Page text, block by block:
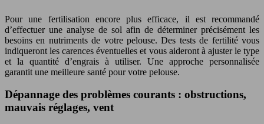
Pour une fertilisation encore plus efficace, il est recommandé
d’effectuer une analyse de sol afin de déterminer précisément les
besoins en nutriments de votre pelouse. Des tests de fertilité vous
indiqueront les carences éventuelles et vous aideront à ajuster le type
et la quantité d’engrais à utiliser. Une approche personnalisée
garantit une meilleure santé pour votre pelouse.
Dépannage des problèmes courants : obstructions,
mauvais réglages, vent